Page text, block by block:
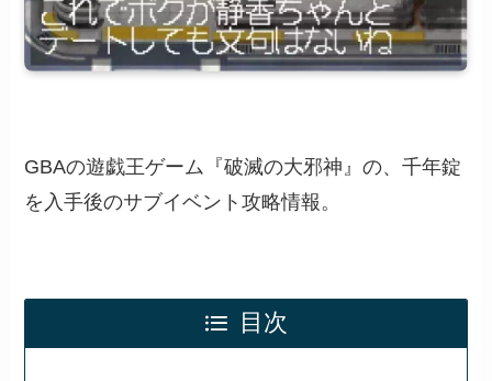
GBAの遊戯王ゲーム『破滅の大邪神』の、千年錠
を入手後のサブイベント攻略情報。
目次